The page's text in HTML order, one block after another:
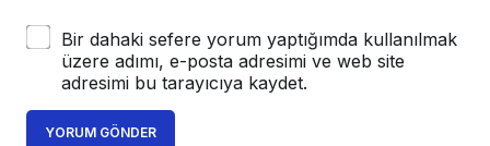
Bir dahaki sefere yorum yaptığımda kullanılmak
üzere adımı, e-posta adresimi ve web site
adresimi bu tarayıcıya kaydet.
YORUM GÖNDER